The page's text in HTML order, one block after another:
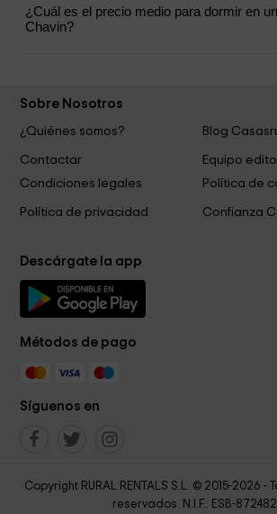
¿Cuál es el precio medio para dormir en
Chavin?
Sobre Nosotros
¿Quiénes somos?
Blog
Contactar
Equipo
Condiciones legales
Política de
Política de privacidad Confianza
Descárgate la app
Métodos de pago
Síguenos en
Copyright RURAL RENTALS S.L. © 2015-2026
reservados. N.I.F.: ESB-